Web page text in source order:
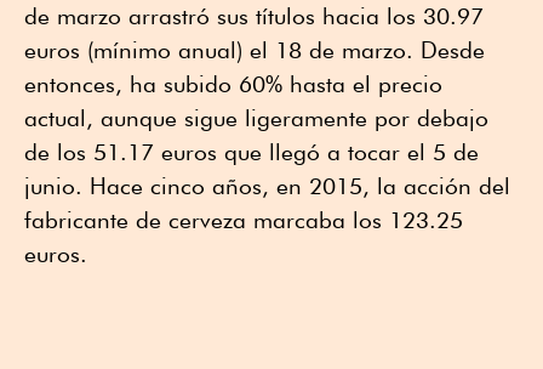
de marzo arrastró sus títulos hacia los 30.97
euros (mínimo anual) el 18 de marzo. Desde
entonces, ha subido 60% hasta el precio
actual, aunque sigue ligeramente por debajo
de los 51.17 euros que llegó a tocar el 5 de
junio. Hace cinco años, en 2015, la acción del
fabricante de cerveza marcaba los 123.25
euros.